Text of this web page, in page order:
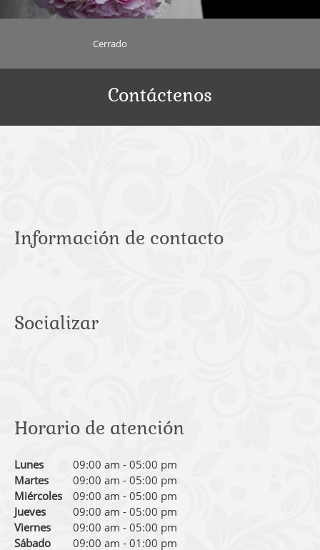
Cerrado
Contáctenos
Información de contacto
Socializar
Horario de atención
Lunes 09:00 am - 05:00 pm
Martes
09:00 am - 05:00 pm
Miércoles
09:00 am - 05:00 pm
Jueves
09:00 am - 05:00 pm
Viernes
09:00 am - 05:00 pm
Sábado
09:00 am - 01:00 pm